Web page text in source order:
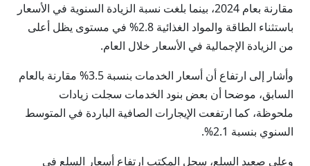
مقارنة بعام 2024، بينما بلغت نسبة الزيادة السنوية في الأسعار
باستثناء الطاقة والمواد الغذائية 2.8% في مستوى يظل أعلى
من الزيادة الإجمالية في الأسعار خلال العام.
وأشار إلى ارتفاع أن أسعار الخدمات بنسبة 3.5% مقارنة بالعام
السابق، موضحا أن بعض بنود الخدمات سجلت زيادات
ملحوظة، كما ارتفعت الإيجارات الصافية الباردة في المتوسط
السنوي بنسبة 2.1%.
وعلى صعيد السلع، سجل المكتب ارتفاع أسعار السلع في